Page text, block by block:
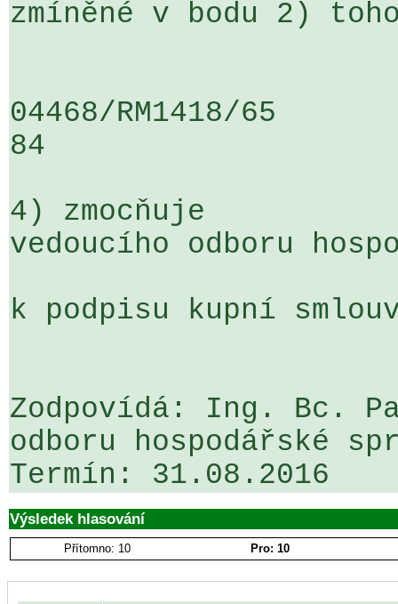
zmíněné v bodu 2)
04468/RM1418/
84
4) zmocňuje
vedoucího odboru
k podpisu kupní
Zodpovídá: Ing. Bc.
odboru hospodářské
Výsledek hlasování
Přítomno: 10 Pro: 10